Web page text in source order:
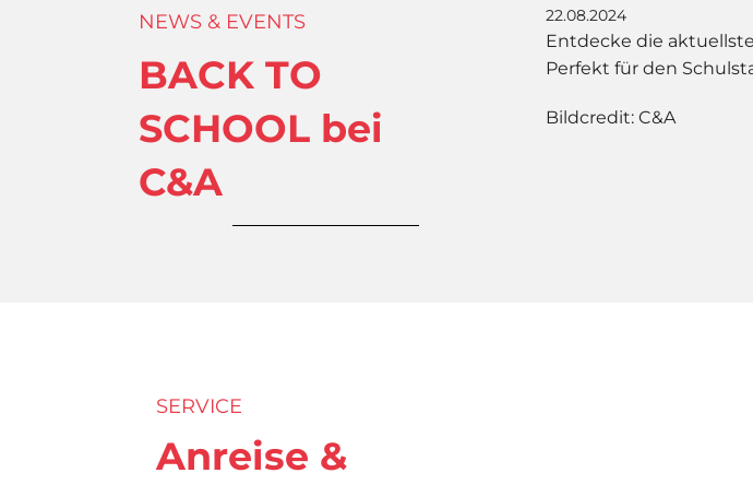
NEWS & EVENTS
BACK TO
SCHOOL bei
C&A
22.08.2024
Entdecke die
Perfekt für den
Bildcredit: C&A
SERVICE
Anreise &